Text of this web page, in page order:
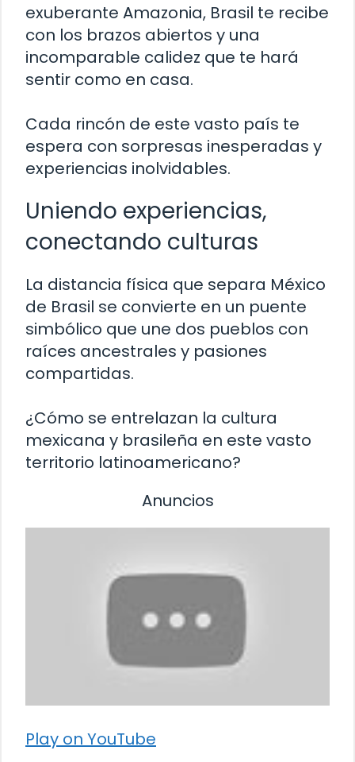
exuberante Amazonia, Brasil te recibe
con los brazos abiertos y una
incomparable calidez que te hará
sentir como en casa.
Cada rincón de este vasto país te
espera con sorpresas inesperadas y
experiencias inolvidables.
Uniendo experiencias,
conectando culturas
La distancia física que separa México
de Brasil se convierte en un puente
simbólico que une dos pueblos con
raíces ancestrales y pasiones
compartidas.
¿Cómo se entrelazan la cultura
mexicana y brasileña en este vasto
territorio latinoamericano?
Anuncios
Play on YouTube